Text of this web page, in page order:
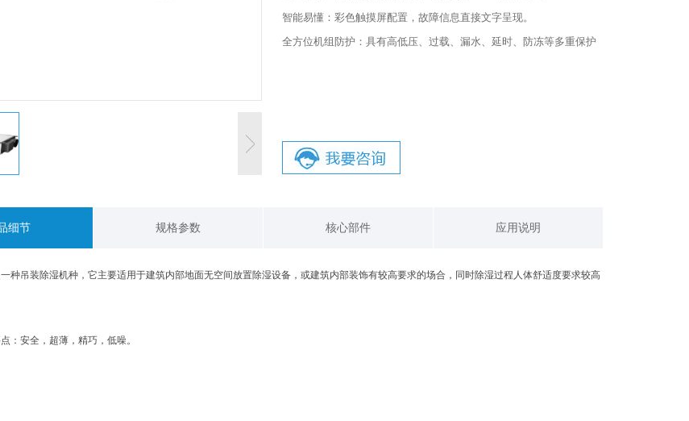
智能易懂：彩色触摸屏配置，故障信息直接文字呈现。
全方位机组防护：具有高低压、过载、漏水、延时、防冻等多重保护
细节 规格参数 核心部件 应用说明
种吊装除湿机种，它主要适用于建筑内部地面无空间放置除湿设备，或建筑内部装饰有较高要求的场合，同时除湿过程人体舒适度要求较高
：安全，超薄，精巧，低噪。